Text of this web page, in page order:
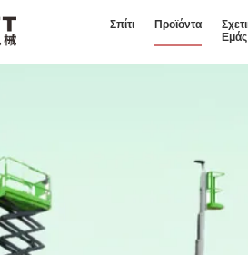
Σπίτι Προϊόντα
Εμάς